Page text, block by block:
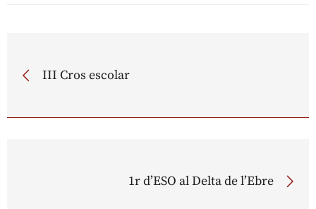
III Cros escolar
1r d’ESO al Delta de l’Ebre